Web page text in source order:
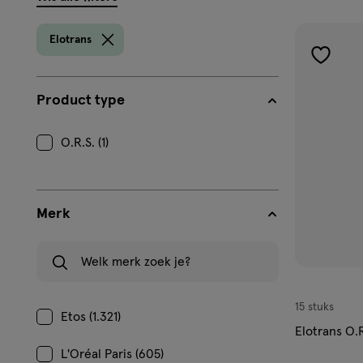
Elotrans
Product type
O.R.S. (1)
Merk
Etos (1.321)
L'Oréal Paris (605)
15 stuks
Elotrans